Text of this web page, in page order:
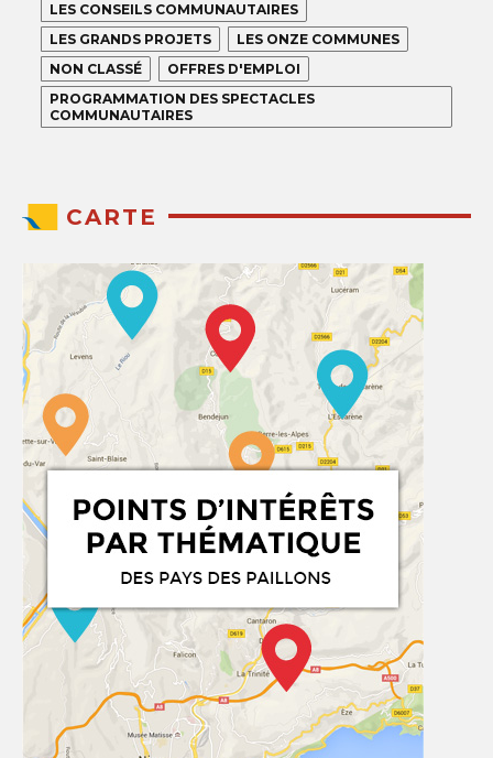
LES CONSEILS COMMUNAUTAIRES
LES GRANDS PROJETS
LES ONZE COMMUNES
NON CLASSÉ
OFFRES D'EMPLOI
PROGRAMMATION DES SPECTACLES
COMMUNAUTAIRES
CARTE